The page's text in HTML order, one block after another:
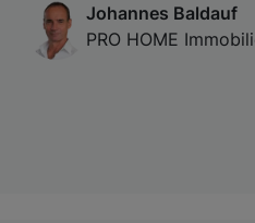
Johannes Baldauf
PRO HOME